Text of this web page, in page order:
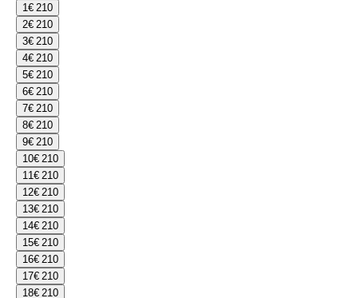
1€ 210
2€ 210
3€ 210
4€ 210
5€ 210
6€ 210
7€ 210
8€ 210
9€ 210
10€ 210
11€ 210
12€ 210
13€ 210
14€ 210
15€ 210
16€ 210
17€ 210
18€ 210